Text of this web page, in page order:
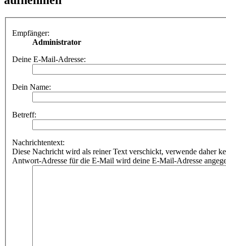
Empfänger:
Administrator
Deine E-Mail-Adresse:
Dein Name:
Betreff:
Nachrichtentext:
Diese Nachricht wird als reiner Text verschickt, verwende daher
Antwort-Adresse für die E-Mail wird deine E-Mail-Adresse